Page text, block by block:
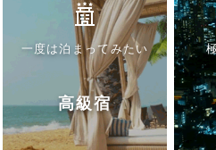
一度は泊まってみたい
高級宿